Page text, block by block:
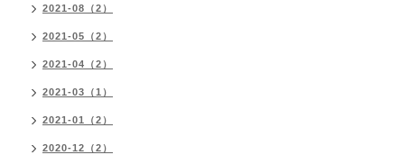
2021-08（2）
2021-05（2）
2021-04（2）
2021-03（1）
2021-01（2）
2020-12（2）